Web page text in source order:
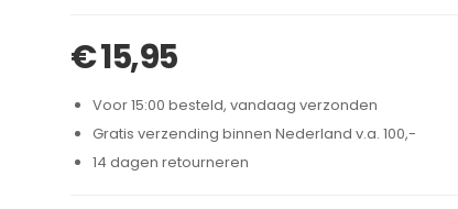
€15,95
Voor 15:00 besteld, vandaag verzonden
Gratis verzending binnen Nederland v.a. 100,-
14 dagen retourneren